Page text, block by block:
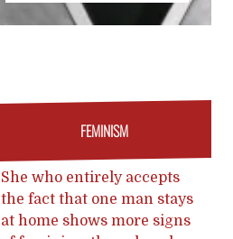
zinloosheid van het
deze aflevering sluit
een hoopvolle toon
toevoegen. In het
uitgangsgedicht gaat
dit effect verloren,
dus onze uitdaging
FEMINISM
She who entirely accepts
the fact that one man stays
at home shows more signs